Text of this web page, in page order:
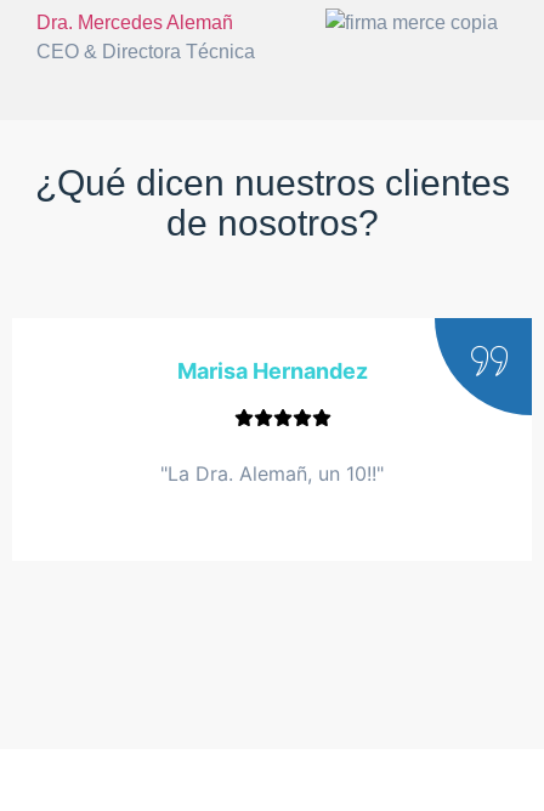
Dra. Mercedes Alemañ
CEO & Directora Técnica
¿Qué dicen nuestros clientes
de nosotros?
Marisa Hernandez
"La Dra. Alemañ, un 10!!"